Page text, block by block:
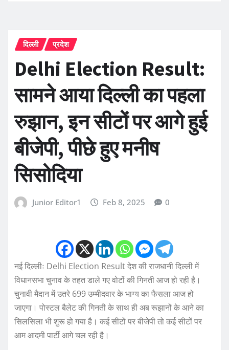
दिल्ली प्रदेश
Delhi Election Result:
सामने आया दिल्ली का पहला
रुझान, इन सीटों पर आगे हुई
बीजेपी, पीछे हुए मनीष
सिसोदिया
Junior Editor1 Feb 8, 2025 0
नई दिल्लीः Delhi Election Result देश की राजधानी दिल्ली में
विधानसभा चुनाव के तहत डाले गए वोटों की गिनती आज हो रही है।
चुनावी मैदान में उतरे 699 उम्मीदवार के भाग्य का फैसला आज हो
जाएगा। पोस्टल बैलेट की गिनती के साथ ही अब रूझानों के आने का
सिलसिला भी शुरू हो गया है। कई सीटों पर बीजेपी तो कई सीटों पर
आम आदमी पार्टी आगे चल रही है।